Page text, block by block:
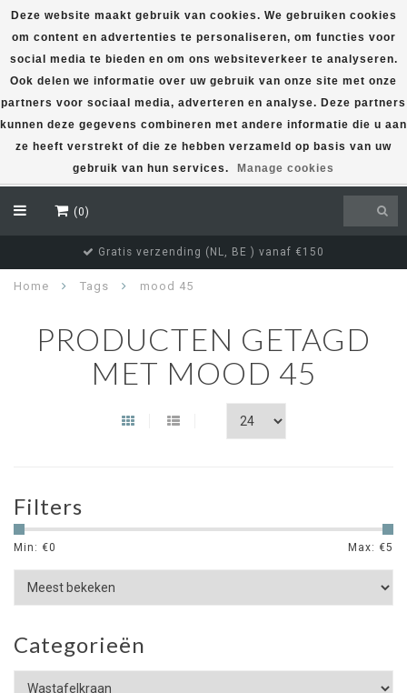
(0)
Gratis verzending (NL, BE ) vanaf €150
Home Tags mood 45
PRODUCTEN GETAGD
MET MOOD 45
Filters
Min: €0 Max: €5
Categorieën
Deze website maakt gebruik van cookies. We gebruiken cookies
om content en advertenties te personaliseren, om functies voor
social media te bieden en om ons websiteverkeer te analyseren.
Ook delen we informatie over uw gebruik van onze site met onze
partners voor sociaal media, adverteren en analyse. Deze partners
kunnen deze gegevens combineren met andere informatie die u aan
ze heeft verstrekt of die ze hebben verzameld op basis van uw
gebruik van hun services.
Manage cookies